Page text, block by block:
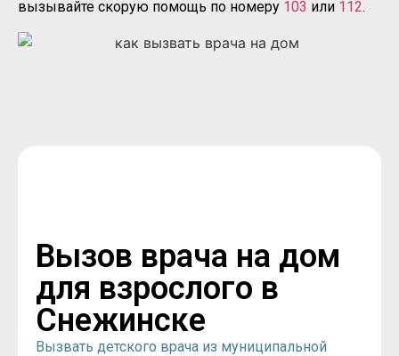
вызывайте скорую помощь по номеру 103 или 112.
Вызов врача на дом
для взрослого в
Снежинске
Вызвать детского врача из муниципальной